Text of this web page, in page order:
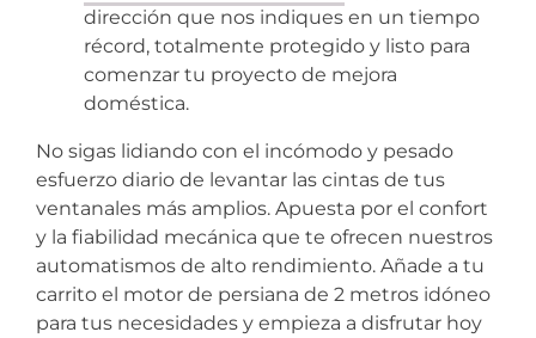
dirección que nos indiques en un tiempo
récord, totalmente protegido y listo para
comenzar tu proyecto de mejora
doméstica.
No sigas lidiando con el incómodo y pesado
esfuerzo diario de levantar las cintas de tus
ventanales más amplios. Apuesta por el confort
y la fiabilidad mecánica que te ofrecen nuestros
automatismos de alto rendimiento. Añade a tu
carrito el motor de persiana de 2 metros idóneo
para tus necesidades y empieza a disfrutar hoy